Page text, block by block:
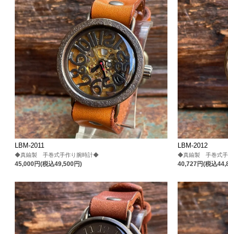
LBM-2011
◆真鍮製 手巻式手作り腕時計◆
45,000円(税込49,500円)
LBM-2012
◆真鍮製 手巻式
40,727円(税込